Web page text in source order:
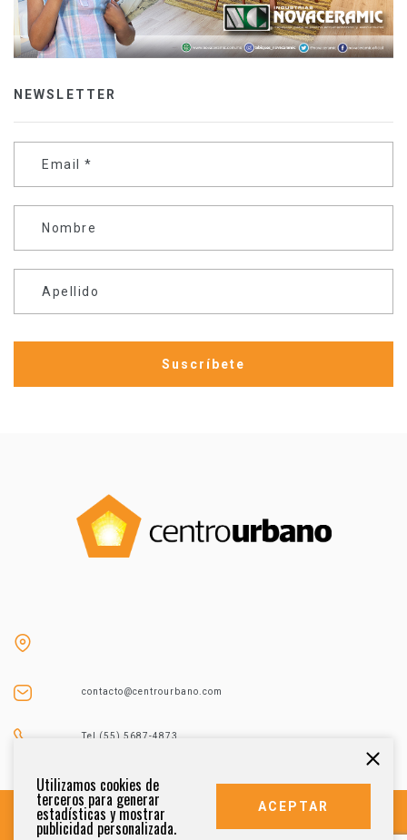
NEWSLETTER
Email *
Nombre
Apellido
contacto@centrourbano.com
Tel (55) 5687-4873
Utilizamos cookies de
terceros para generar
estadísticas y mostrar
publicidad personalizada.
ACEPTAR